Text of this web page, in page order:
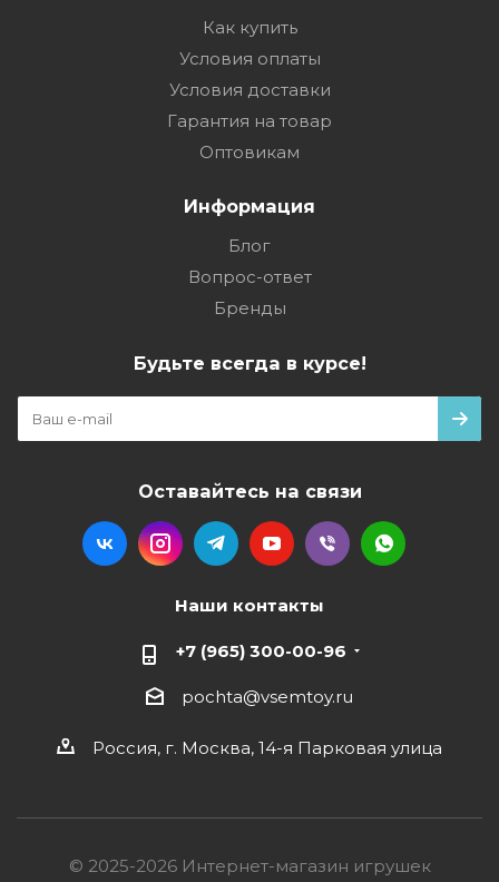
Как купить
Условия оплаты
Условия доставки
Гарантия на товар
Оптовикам
Информация
Блог
Вопрос-ответ
Бренды
Будьте всегда в курсе!
Оставайтесь на связи
Наши контакты
+7 (965) 300-00-96
pochta@vsemtoy.ru
Россия, г. Москва, 14-я Парковая улица
© 2025-2026 Интернет-магазин игрушек